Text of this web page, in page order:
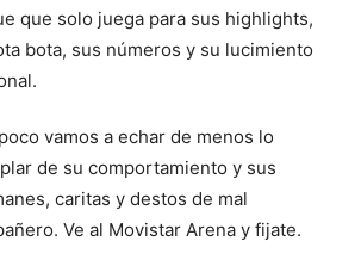
que solo juega para sus highlights,
bota, sus números y su lucimiento
vamos a echar de menos lo
de su comportamiento y sus
caritas y destos de mal
Ve al Movistar Arena y fijate.